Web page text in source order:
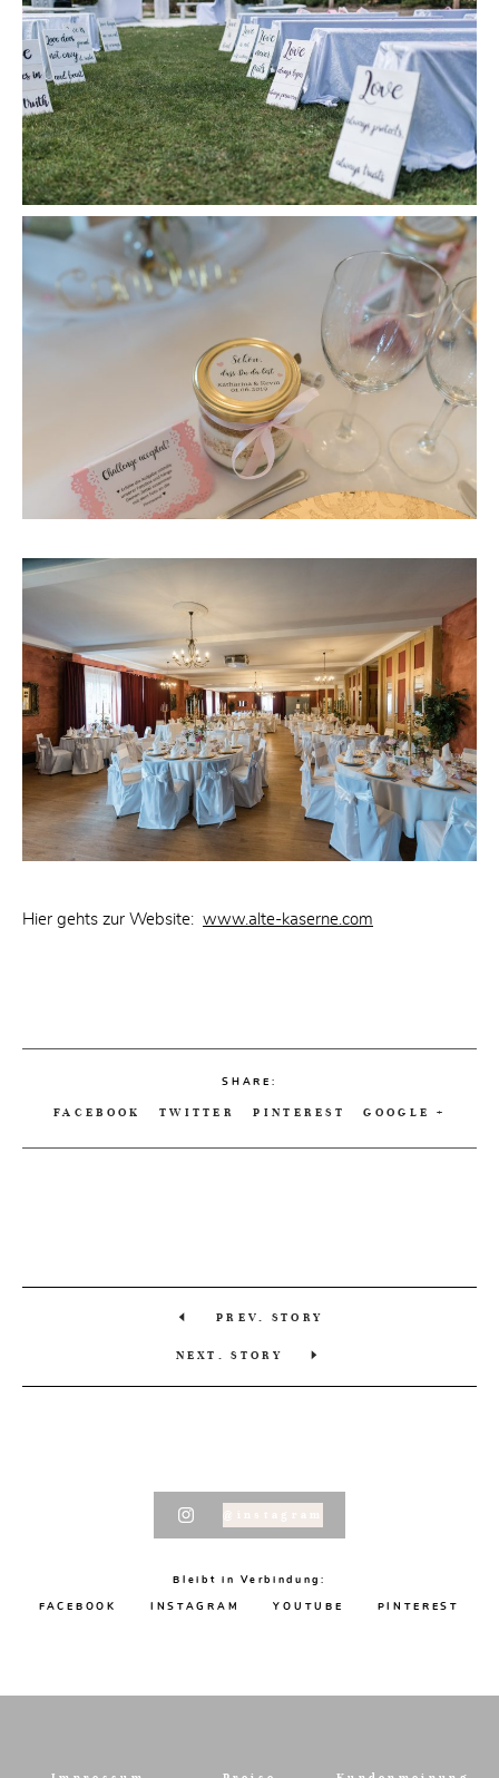
Hier gehts zur Website: www.alte-kaserne.com
SHARE:
FACEBOOK TWITTER PINTEREST GOOGLE +
PREV. STORY
NEXT. STORY
@instagram
Bleibt in Verbindung:
FACEBOOK
INSTAGRAM YOUTUBE PINTEREST